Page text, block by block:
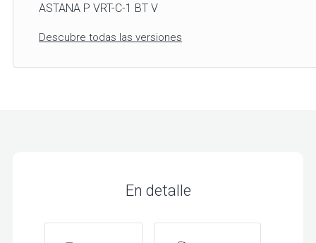
ASTANA P VRT-C-1 BT V
Descubre todas las versiones
En detalle